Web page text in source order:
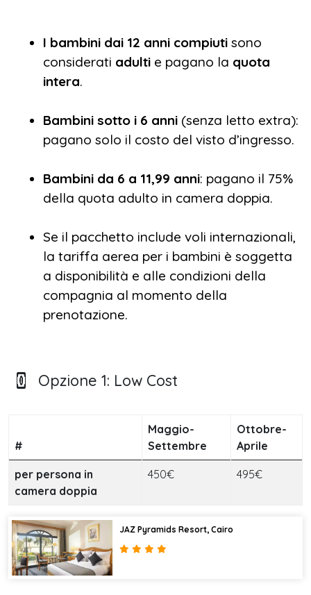
I bambini dai 12 anni compiuti sono
considerati adulti e pagano la quota
intera.
Bambini sotto i 6 anni (senza letto extra):
pagano solo il costo del visto d’ingresso.
Bambini da 6 a 11,99 anni: pagano il 75%
della quota adulto in camera doppia.
Se il pacchetto include voli internazionali,
la tariffa aerea per i bambini è soggetta
a disponibilità e alle condizioni della
compagnia al momento della
prenotazione.
Opzione 1: Low Cost
#
Maggio-
Settembre
Ottobre-
Aprile
per persona in
camera doppia
450€ 495€
JAZ Pyramids Resort, Cairo